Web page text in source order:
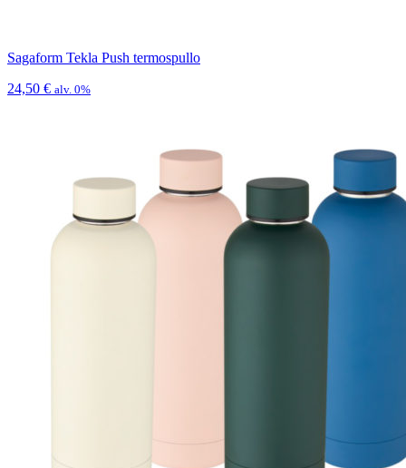
Sagaform Tekla Push termospullo
24,50 € alv. 0%